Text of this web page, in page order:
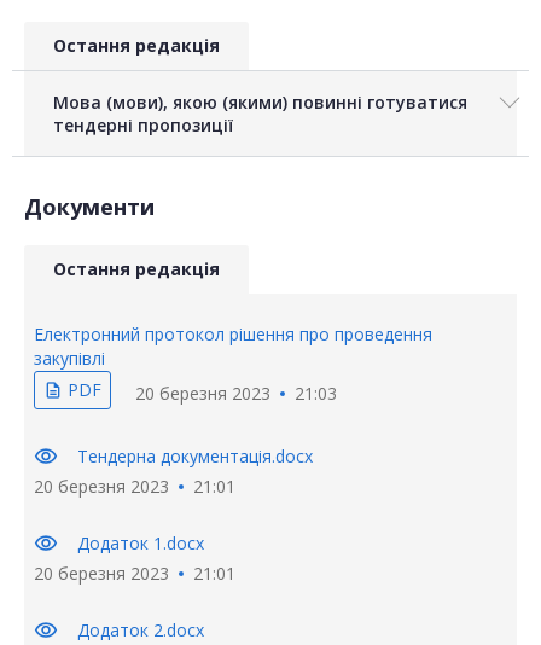
Остання редакція
Мова (мови), якою (якими) повинні готуватися
тендерні пропозиції
Документи
Остання редакція
Електронний протокол рішення про проведення
закупівлі
description PDF 20 березня 2023 21:03
visibility
Тендерна документація.docx
20 березня 2023
21:01
visibility
Додаток 1.docx
20 березня 2023
21:01
visibility
Додаток 2.docx